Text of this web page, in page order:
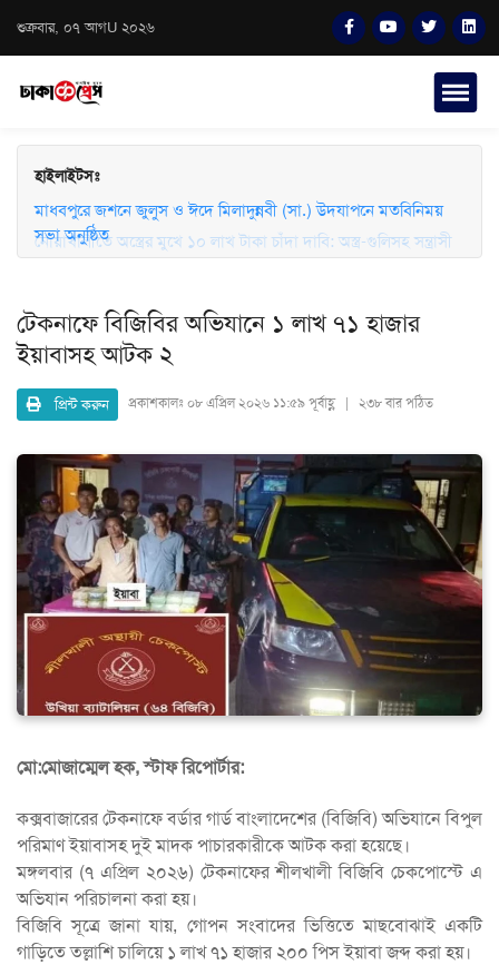
শুক্রবার, ০৭ আগU ২০২৬
হাইলাইটসঃ
নোয়াখালীতে অস্ত্রের মুখে ১০ লাখ টাকা চাঁদা দাবি: অস্ত্র-গুলিসহ সন্ত্রাসী
মাধবপুরে জশনে জুলুস ও ঈদে মিলাদুন্নবী (সা.) উদযাপনে মতবিনিময়
সভা অনুষ্ঠিত
টেকনাফে বিজিবির অভিযানে ১ লাখ ৭১ হাজার
ইয়াবাসহ আটক ২
প্রিন্ট করুন প্রকাশকালঃ ০৮ এপ্রিল ২০২৬ ১১:৫৯ পূর্বাহ্ণ | ২৩৮ বার পঠিত
মো:মোজাম্মেল হক, স্টাফ রিপোর্টার:
কক্সবাজারের টেকনাফে বর্ডার গার্ড বাংলাদেশের (বিজিবি) অভিযানে বিপুল
পরিমাণ ইয়াবাসহ দুই মাদক পাচারকারীকে আটক করা হয়েছে।
মঙ্গলবার (৭ এপ্রিল ২০২৬) টেকনাফের শীলখালী বিজিবি চেকপোস্টে এ
অভিযান পরিচালনা করা হয়।
বিজিবি সূত্রে জানা যায়, গোপন সংবাদের ভিত্তিতে মাছবোঝাই একটি
গাড়িতে তল্লাশি চালিয়ে ১ লাখ ৭১ হাজার ২০০ পিস ইয়াবা জব্দ করা হয়।